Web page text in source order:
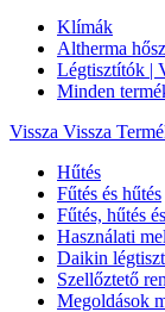
Klímák
Altherma
Légtisztítók |
Minden
Vissza Vissza
Hűtés
Fűtés és hűtés
Fűtés, hűtés
Használati
Daikin
Szellőztető
Megoldások